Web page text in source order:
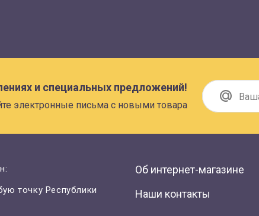
и специальных предложений!
электронные письма с новыми товара
точку Республики
Об интернет-магазине
Наши контакты